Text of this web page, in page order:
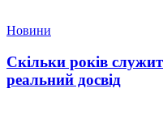
Новини
Скільки років
реальний досвід